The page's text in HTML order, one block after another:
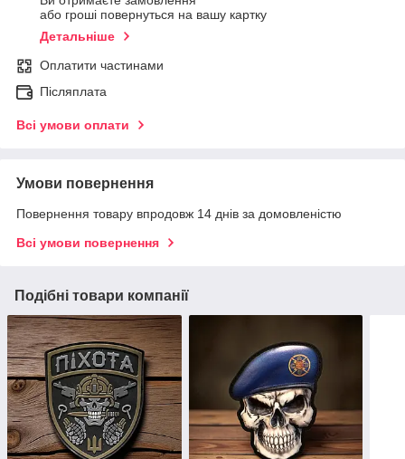
або гроші повернуться на вашу картку
Детальніше
Оплатити частинами
Післяплата
Всі умови оплати
Умови повернення
Повернення товару впродовж 14 днів за домовленістю
Всі умови повернення
Подібні товари компанії